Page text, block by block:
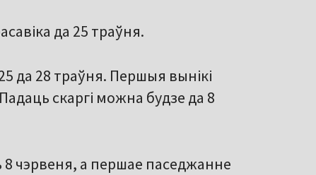
да 25 траўня.
да 28 траўня. Першыя вынікі
скаргі можна будзе да 8
чэрвеня, а першае паседжанне